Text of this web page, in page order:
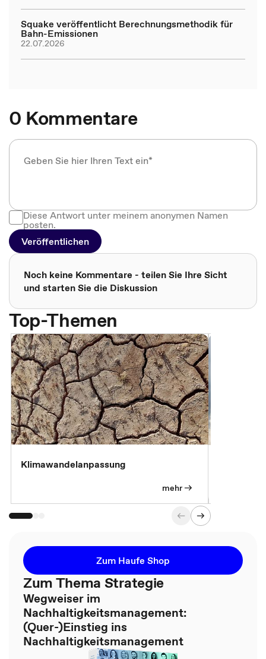
Squake veröffentlicht Berechnungsmethodik für
Bahn-Emissionen
22.07.2026
0 Kommentare
Diese Antwort unter meinem anonymen Namen
posten.
Veröffentlichen
Noch keine Kommentare - teilen Sie Ihre Sicht
und starten Sie die Diskussion
Top-Themen
Klimawandelanpassung
mehr
Zum Haufe Shop
Zum Thema Strategie
Wegweiser im
Nachhaltigkeitsmanagement:
(Quer-)Einstieg ins
Nachhaltigkeitsmanagement